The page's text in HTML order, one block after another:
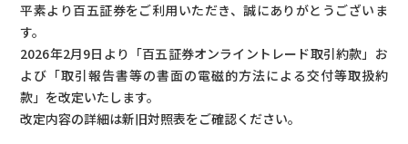
平素より百五証券をご利用いただき、誠にありがとうございま
す。
2026年2月9日より「百五証券オンライントレード取引約款」お
よび「取引報告書等の書面の電磁的方法による交付等取扱約
款」を改定いたします。
改定内容の詳細は新旧対照表をご確認ください。